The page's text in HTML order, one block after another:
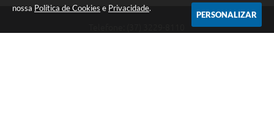
nossa Política de Cookies e Privacidade.
PERSONALIZAR